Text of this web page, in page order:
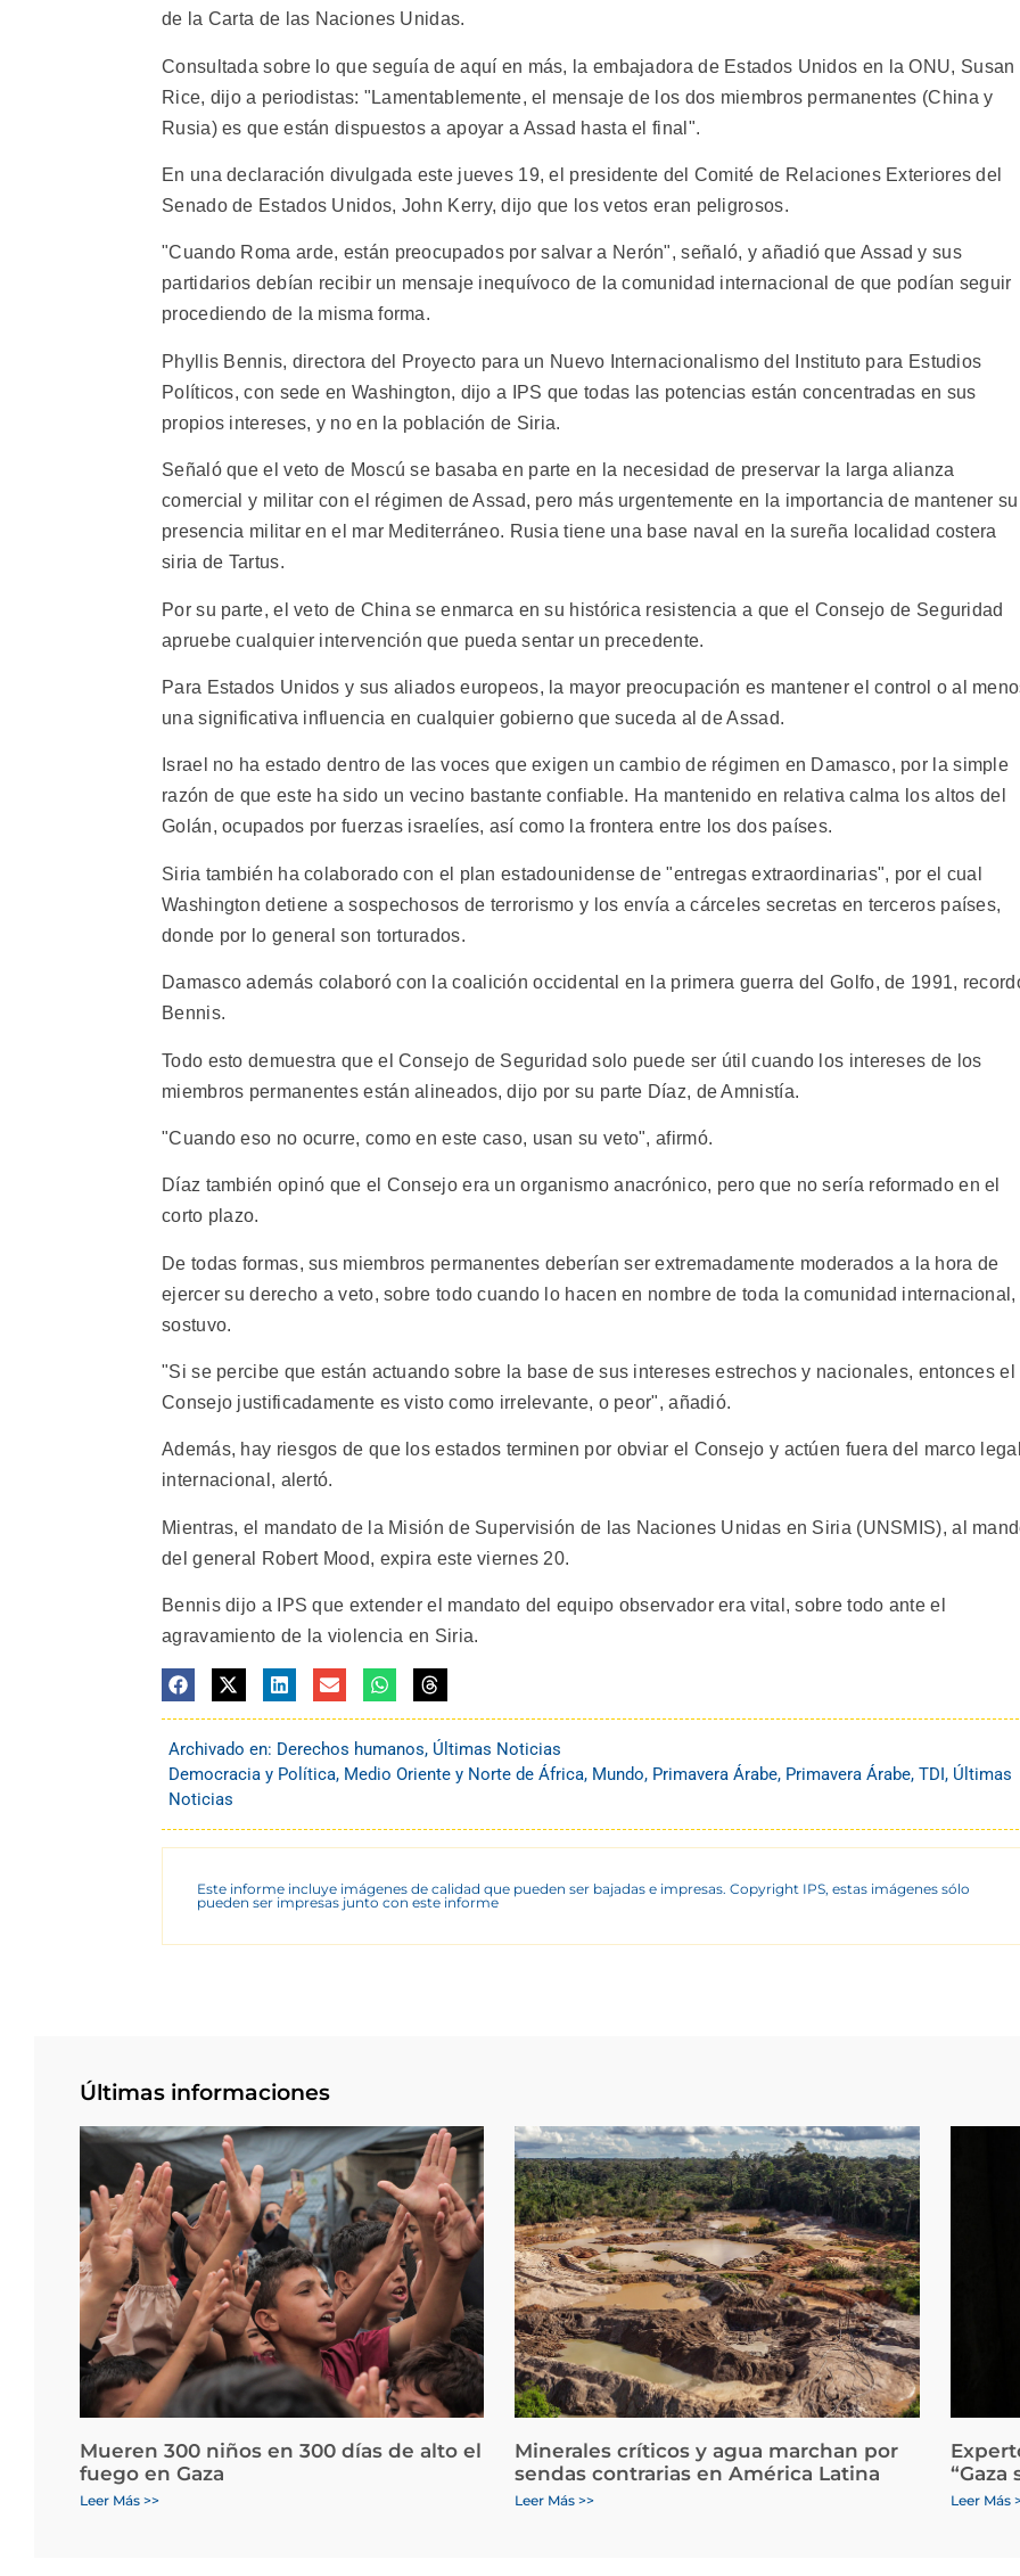
de la Carta de las Naciones Unidas.
Consultada sobre lo que seguía de aquí en más, la embajadora de Estados Unidos en la ONU, Susan
Rice, dijo a periodistas: "Lamentablemente, el mensaje de los dos miembros permanentes (China y
Rusia) es que están dispuestos a apoyar a Assad hasta el final".
En una declaración divulgada este jueves 19, el presidente del Comité de Relaciones Exteriores del
Senado de Estados Unidos, John Kerry, dijo que los vetos eran peligrosos.
"Cuando Roma arde, están preocupados por salvar a Nerón", señaló, y añadió que Assad y sus
partidarios debían recibir un mensaje inequívoco de la comunidad internacional de que podían seguir
procediendo de la misma forma.
Phyllis Bennis, directora del Proyecto para un Nuevo Internacionalismo del Instituto para Estudios
Políticos, con sede en Washington, dijo a IPS que todas las potencias están concentradas en sus
propios intereses, y no en la población de Siria.
Señaló que el veto de Moscú se basaba en parte en la necesidad de preservar la larga alianza
comercial y militar con el régimen de Assad, pero más urgentemente en la importancia de mantener su
presencia militar en el mar Mediterráneo. Rusia tiene una base naval en la sureña localidad costera
siria de Tartus.
Por su parte, el veto de China se enmarca en su histórica resistencia a que el Consejo de Seguridad
apruebe cualquier intervención que pueda sentar un precedente.
Para Estados Unidos y sus aliados europeos, la mayor preocupación es mantener el control o al
una significativa influencia en cualquier gobierno que suceda al de Assad.
Israel no ha estado dentro de las voces que exigen un cambio de régimen en Damasco, por la simple
razón de que este ha sido un vecino bastante confiable. Ha mantenido en relativa calma los altos del
Golán, ocupados por fuerzas israelíes, así como la frontera entre los dos países.
Siria también ha colaborado con el plan estadounidense de "entregas extraordinarias", por el cual
Washington detiene a sospechosos de terrorismo y los envía a cárceles secretas en terceros países,
donde por lo general son torturados.
Damasco además colaboró con la coalición occidental en la primera guerra del Golfo, de 1991,
Bennis.
Todo esto demuestra que el Consejo de Seguridad solo puede ser útil cuando los intereses de los
miembros permanentes están alineados, dijo por su parte Díaz, de Amnistía.
"Cuando eso no ocurre, como en este caso, usan su veto", afirmó.
Díaz también opinó que el Consejo era un organismo anacrónico, pero que no sería reformado en el
corto plazo.
De todas formas, sus miembros permanentes deberían ser extremadamente moderados a la hora de
ejercer su derecho a veto, sobre todo cuando lo hacen en nombre de toda la comunidad internacional,
sostuvo.
"Si se percibe que están actuando sobre la base de sus intereses estrechos y nacionales, entonces el
Consejo justificadamente es visto como irrelevante, o peor", añadió.
Además, hay riesgos de que los estados terminen por obviar el Consejo y actúen fuera del marco
internacional, alertó.
Mientras, el mandato de la Misión de Supervisión de las Naciones Unidas en Siria (UNSMIS), al
del general Robert Mood, expira este viernes 20.
Bennis dijo a IPS que extender el mandato del equipo observador era vital, sobre todo ante el
agravamiento de la violencia en Siria.
Archivado en: Derechos humanos, Últimas Noticias
Democracia y Política, Medio Oriente y Norte de África, Mundo, Primavera Árabe, Primavera Árabe, TDI, Últimas
Noticias
Este informe incluye imágenes de calidad que pueden ser bajadas e impresas. Copyright IPS, estas imágenes sólo
pueden ser impresas junto con este informe
Últimas informaciones
Mueren 300 niños en 300 días de alto el
fuego en Gaza
Leer Más >>
Minerales críticos y agua marchan por
sendas contrarias en América Latina
Leer Más >>
“Gaza
Leer Más